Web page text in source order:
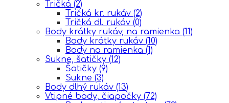
Tričká (2)
Tričká kr. rukáv (2)
Tričká dl. rukáv (0)
Body krátky rukáv, na ramienka (11)
Body krátky rukáv (10)
Body na ramienka (1)
Sukne, šatičky (12)
Šatičky (9)
Sukne (3)
Body dlhý rukáv (13)
Vtipné body, čiapočky (72)